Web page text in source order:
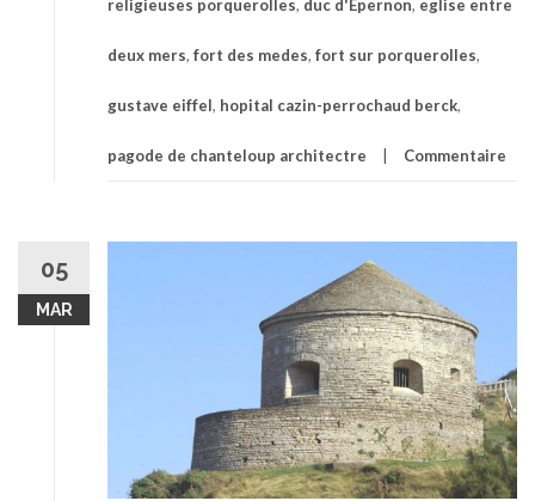
religieuses porquerolles, duc d'Epernon, eglise entre
deux mers, fort des medes, fort sur porquerolles,
gustave eiffel, hopital cazin-perrochaud berck,
pagode de chanteloup architectre Commentaire
05
MAR